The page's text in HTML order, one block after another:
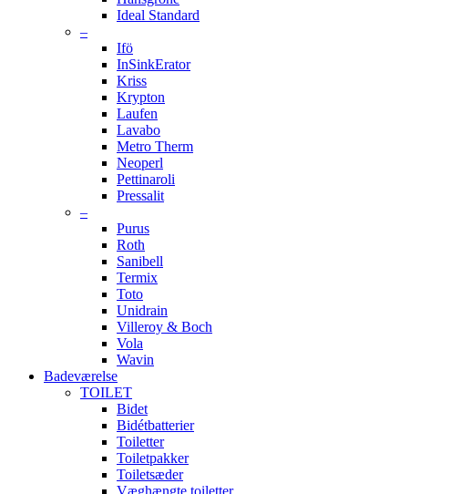
Ideal Standard
–
Ifö
InSinkErator
Kriss
Krypton
Laufen
Lavabo
Metro Therm
Neoperl
Pettinaroli
Pressalit
–
Purus
Roth
Sanibell
Termix
Toto
Unidrain
Villeroy & Boch
Vola
Wavin
Badeværelse
TOILET
Bidet
Bidétbatterier
Toiletter
Toiletpakker
Toiletsæder
Væghængte toiletter